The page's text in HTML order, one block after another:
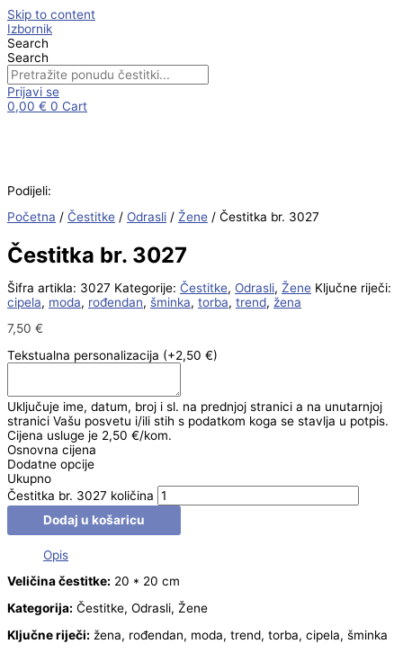
Skip to content
Izbornik
Search
Search
Prijavi se
0,00 € 0 Cart
Podijeli:
Početna / Čestitke / Odrasli / Žene / Čestitka br. 3027
Čestitka br. 3027
Šifra artikla: 3027 Kategorije: Čestitke, Odrasli, Žene Ključne riječi:
cipela, moda, rođendan, šminka, torba, trend, žena
7,50 €
Tekstualna personalizacija (+2,50 €)
Uključuje ime, datum, broj i sl. na prednjoj stranici a na unutarnjoj
stranici Vašu posvetu i/ili stih s podatkom koga se stavlja u potpis.
Cijena usluge je 2,50 €/kom.
Osnovna cijena
Dodatne opcije
Ukupno
Čestitka br. 3027 količina
Dodaj u košaricu
Opis
Veličina čestitke: 20 * 20 cm
Kategorija: Čestitke, Odrasli, Žene
Ključne riječi: žena, rođendan, moda, trend, torba, cipela, šminka